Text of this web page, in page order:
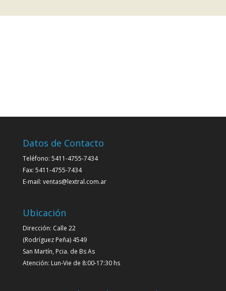
Datos de Contacto
Teléfono: 5411-4755-7434
Fax: 5411-4755-7434
E-mail: ventas@lextral.com.ar
Ubicación
Dirección: Calle 22
(Rodríguez Peña) 4549
San Martín, Pcia. de Bs As
Atención: Lun-Vie de 8:00-17:30 hs